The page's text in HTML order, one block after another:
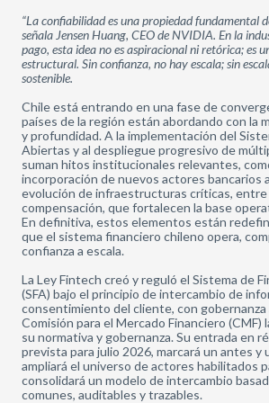
“La confiabilidad es una propiedad fundamental
señala Jensen Huang, CEO de NVIDIA. En la
pago, esta idea no es aspiracional ni retórica; es
estructural. Sin confianza, no hay escala; sin
sostenible.
Chile está entrando en una fase de
países de la región están abordando con la
y profundidad. A la implementación del
Abiertas y al despliegue progresivo de
suman hitos institucionales relevantes,
incorporación de nuevos actores bancarios
evolución de infraestructuras críticas, entre
compensación, que fortalecen la base
En definitiva, estos elementos están
que el sistema financiero chileno opera,
confianza a escala.
La Ley Fintech creó y reguló el Sistema de
(SFA) bajo el principio de intercambio de
consentimiento del cliente, con gobernanza
Comisión para el Mercado Financiero (CMF)
su normativa y gobernanza. Su entrada en
prevista para julio 2026, marcará un antes y
ampliará el universo de actores habilitados
consolidará un modelo de intercambio
comunes, auditables y trazables.